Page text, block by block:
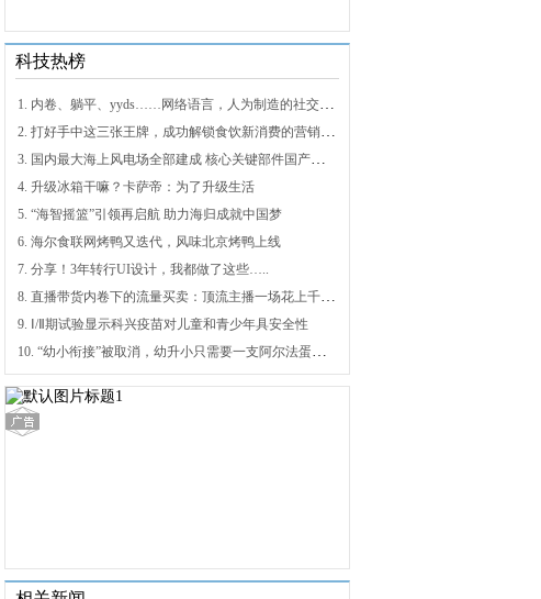
科技热榜
1. 内卷、躺平、yyds……网络语言，人为制造的社交屏障？
2. 打好手中这三张王牌，成功解锁食饮新消费的营销密码
3. 国内最大海上风电场全部建成 核心关键部件国产化攻关未来可期
4. 升级冰箱干嘛？卡萨帝：为了升级生活
5. “海智摇篮”引领再启航 助力海归成就中国梦
6. 海尔食联网烤鸭又迭代，风味北京烤鸭上线
7. 分享！3年转行UI设计，我都做了这些…..
8. 直播带货内卷下的流量买卖：顶流主播一场花上千万元，红利消退焦虑暴增
9. Ⅰ/Ⅱ期试验显示科兴疫苗对儿童和青少年具安全性
10. “幼小衔接”被取消，幼升小只需要一支阿尔法蛋词典笔